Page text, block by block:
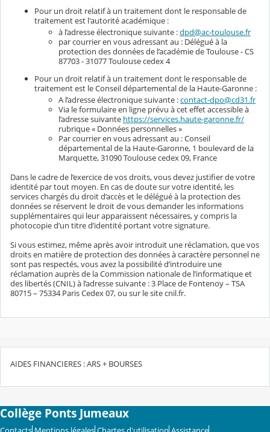
Pour un droit relatif à un traitement dont le responsable de
traitement est l'autorité académique :
à l’adresse électronique suivante :dpd@ac-toulouse.fr
par courrier en vous adressant au : Délégué à la
protection des données de l’académie de Toulouse - CS
87703 - 31077 Toulouse cedex 4
Pour un droit relatif à un traitement dont le responsable de
traitement est le Conseil départemental de la Haute-Garonne :
A l’adresse électronique suivante :contact-dpo@cd31.fr
Via le formulaire en ligne prévu à cet effet accessible à
l’adresse suivante https://services.haute-garonne.fr/
rubrique « Données personnelles »
Par courrier en vous adressant au : Conseil
départemental de la Haute-Garonne, 1 boulevard de la
Marquette, 31090 Toulouse cedex 09, France
Dans le cadre de l’exercice de vos droits, vous devez justifier de votre
identité par tout moyen. En cas de doute sur votre identité, les
services chargés du droit d’accès et le délégué à la protection des
données se réservent le droit de vous demander les informations
supplémentaires qui leur apparaissent nécessaires, y compris la
photocopie d’un titre d’identité portant votre signature.
Si vous estimez, même après avoir introduit une réclamation, que vos
droits en matière de protection des données à caractère personnel ne
sont pas respectés, vous avez la possibilité d’introduire une
réclamation auprès de la Commission nationale de l’informatique et
des libertés (CNIL) à l’adresse suivante : 3 Place de Fontenoy – TSA
80715 – 75334 Paris Cedex 07, ou sur le site cnil.fr.
AIDES FINANCIERES : ARS + BOURSES
Collège Ponts Jumeaux